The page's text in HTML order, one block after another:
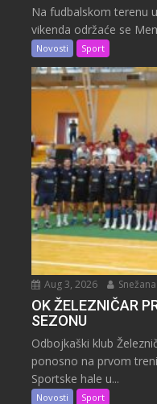
Na fudbalskom terenu
vikenda održaće se
Novosti Sport
Aug 3, 2026
OK ŽELEZNIČAR
SEZONU
Odbojkaški klub
ponosno na prvom
Sportske hale u...
Novosti Sport